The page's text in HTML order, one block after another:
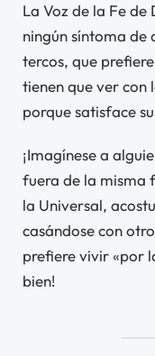
La Voz de la Fe
ningún síntoma de
tercos, que
tienen que ver con
porque satisface
¡Imagínese a
fuera de la misma
la Universal,
casándose con
prefiere vivir «por
bien!